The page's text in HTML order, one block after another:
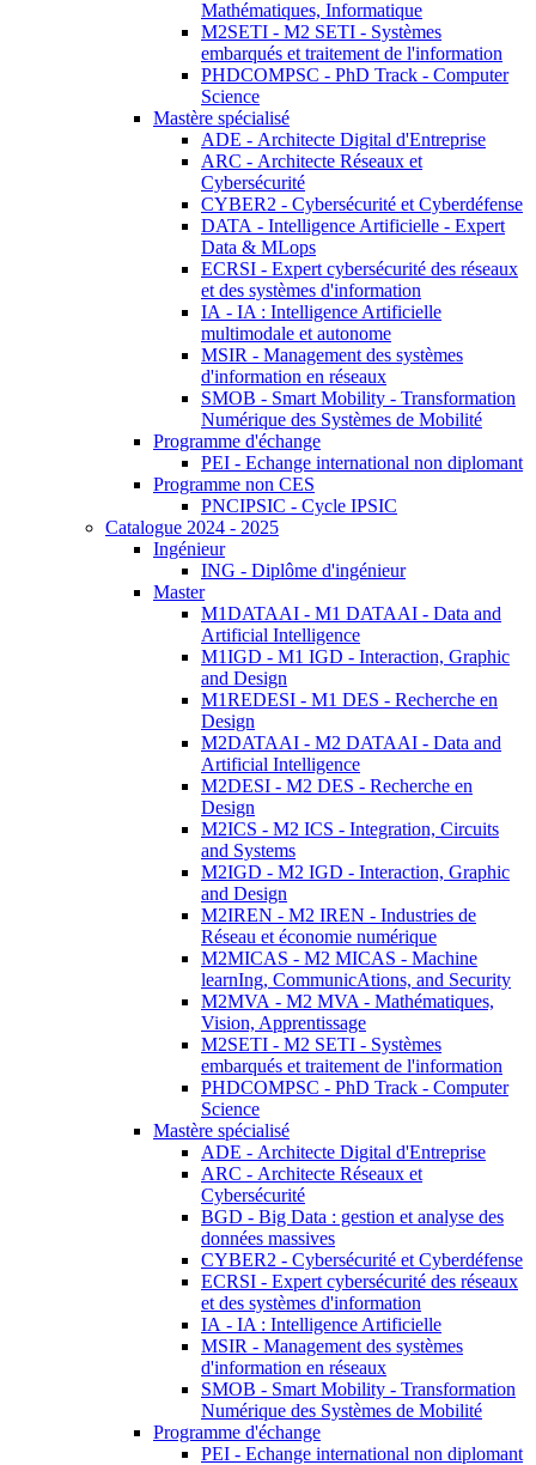
Mathématiques, Informatique
M2SETI - M2 SETI - Systèmes
embarqués et traitement de l'information
PHDCOMPSC - PhD Track - Computer
Science
Mastère spécialisé
ADE - Architecte Digital d'Entreprise
ARC - Architecte Réseaux et
Cybersécurité
CYBER2 - Cybersécurité et Cyberdéfense
DATA - Intelligence Artificielle - Expert
Data & MLops
ECRSI - Expert cybersécurité des réseaux
et des systèmes d'information
IA - IA : Intelligence Artificielle
multimodale et autonome
MSIR - Management des systèmes
d'information en réseaux
SMOB - Smart Mobility - Transformation
Numérique des Systèmes de Mobilité
Programme d'échange
PEI - Echange international non diplomant
Programme non CES
PNCIPSIC - Cycle IPSIC
Catalogue 2024 - 2025
Ingénieur
ING - Diplôme d'ingénieur
Master
M1DATAAI - M1 DATAAI - Data and
Artificial Intelligence
M1IGD - M1 IGD - Interaction, Graphic
and Design
M1REDESI - M1 DES - Recherche en
Design
M2DATAAI - M2 DATAAI - Data and
Artificial Intelligence
M2DESI - M2 DES - Recherche en
Design
M2ICS - M2 ICS - Integration, Circuits
and Systems
M2IGD - M2 IGD - Interaction, Graphic
and Design
M2IREN - M2 IREN - Industries de
Réseau et économie numérique
M2MICAS - M2 MICAS - Machine
learnIng, CommunicAtions, and Security
M2MVA - M2 MVA - Mathématiques,
Vision, Apprentissage
M2SETI - M2 SETI - Systèmes
embarqués et traitement de l'information
PHDCOMPSC - PhD Track - Computer
Science
Mastère spécialisé
ADE - Architecte Digital d'Entreprise
ARC - Architecte Réseaux et
Cybersécurité
BGD - Big Data : gestion et analyse des
données massives
CYBER2 - Cybersécurité et Cyberdéfense
ECRSI - Expert cybersécurité des réseaux
et des systèmes d'information
IA - IA : Intelligence Artificielle
MSIR - Management des systèmes
d'information en réseaux
SMOB - Smart Mobility - Transformation
Numérique des Systèmes de Mobilité
Programme d'échange
PEI - Echange international non diplomant